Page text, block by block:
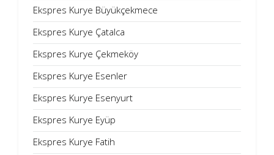
Ekspres Kurye Büyükçekmece
Ekspres Kurye Çatalca
Ekspres Kurye Çekmeköy
Ekspres Kurye Esenler
Ekspres Kurye Esenyurt
Ekspres Kurye Eyüp
Ekspres Kurye Fatih